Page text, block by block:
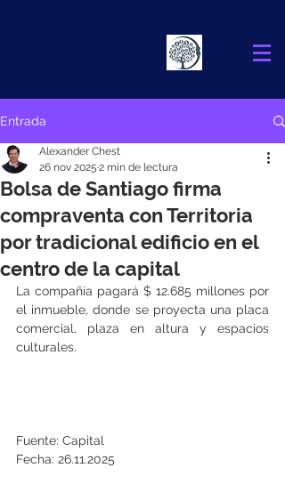
Entrada
Bolsa de Santiago firma
compraventa con Territoria
por tradicional edificio en el
centro de la capital
Alexander Chest
26 nov 2025 2 min de lectura
La compañía pagará $ 12.685 millones por
el inmueble, donde se proyecta una placa
comercial, plaza en altura y espacios
culturales.
Fuente: Capital
Fecha: 26.11.2025